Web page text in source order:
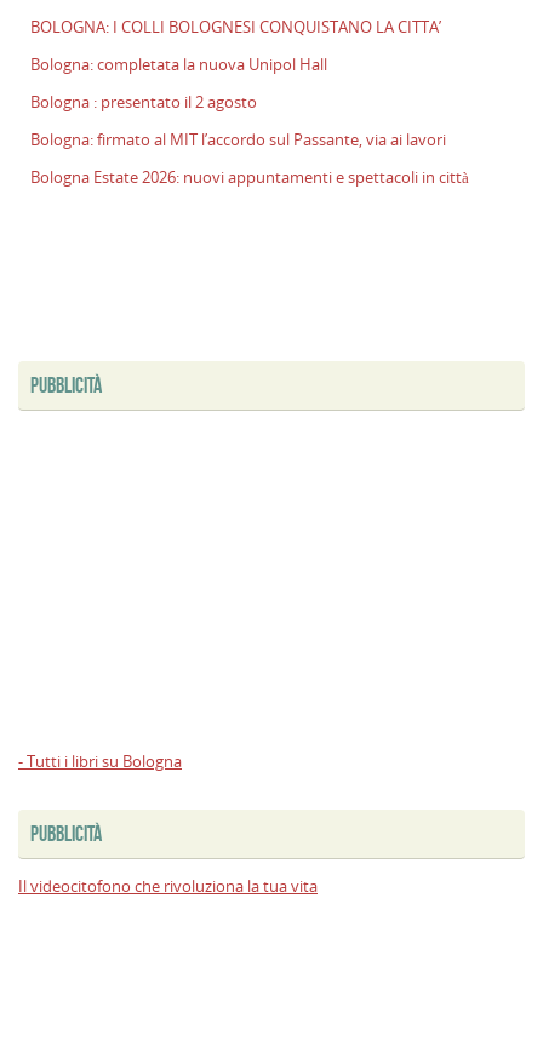
BOLOGNA: I COLLI BOLOGNESI CONQUISTANO LA CITTA’
Bologna: completata la nuova Unipol Hall
Bologna : presentato il 2 agosto
Bologna: firmato al MIT l’accordo sul Passante, via ai lavori
Bologna Estate 2026: nuovi appuntamenti e spettacoli in città
PUBBLICITÀ
- Tutti i libri su Bologna
PUBBLICITÀ
Il videocitofono che rivoluziona la tua vita